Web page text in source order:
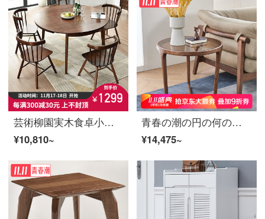
芸術柳園実木食卓小戸型家庭用伸縮式円卓現代簡単テーブルセットテーブル胡桃色シングルテーブル
¥10,810~
青春の潮の円の何の実の木の辺の何北アメリカの暗いクルミの木の角の何の鋼化のガラスのソファーの辺の何北欧の小さい円い茶何（φ60*高53 CM）
¥14,475~